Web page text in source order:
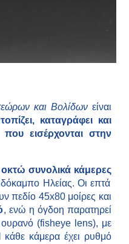
και Βολίδωνείναι
καταγράφει και
που εισέρχονται στην
οκτώ συνολικά κάμερες
Ηλείας. Οι επτά
πεδίο 45x80 μοίρες και
, ενώ η όγδοη παρατηρεί
(fisheye lens), με
κάμερα έχει ρυθμό